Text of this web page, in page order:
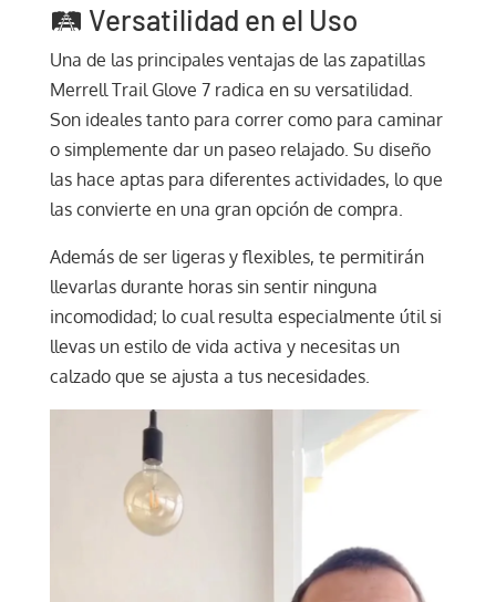
🛤️ Versatilidad en el Uso
Una de las principales ventajas de las zapatillas
Merrell Trail Glove 7 radica en su versatilidad.
Son ideales tanto para correr como para caminar
o simplemente dar un paseo relajado. Su diseño
las hace aptas para diferentes actividades, lo que
las convierte en una gran opción de compra.
Además de ser ligeras y flexibles, te permitirán
llevarlas durante horas sin sentir ninguna
incomodidad; lo cual resulta especialmente útil si
llevas un estilo de vida activa y necesitas un
calzado que se ajusta a tus necesidades.